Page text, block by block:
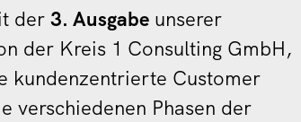
der 3. Ausgabe unserer
der Kreis 1 Consulting GmbH,
kundenzentrierte Customer
verschiedenen Phasen der